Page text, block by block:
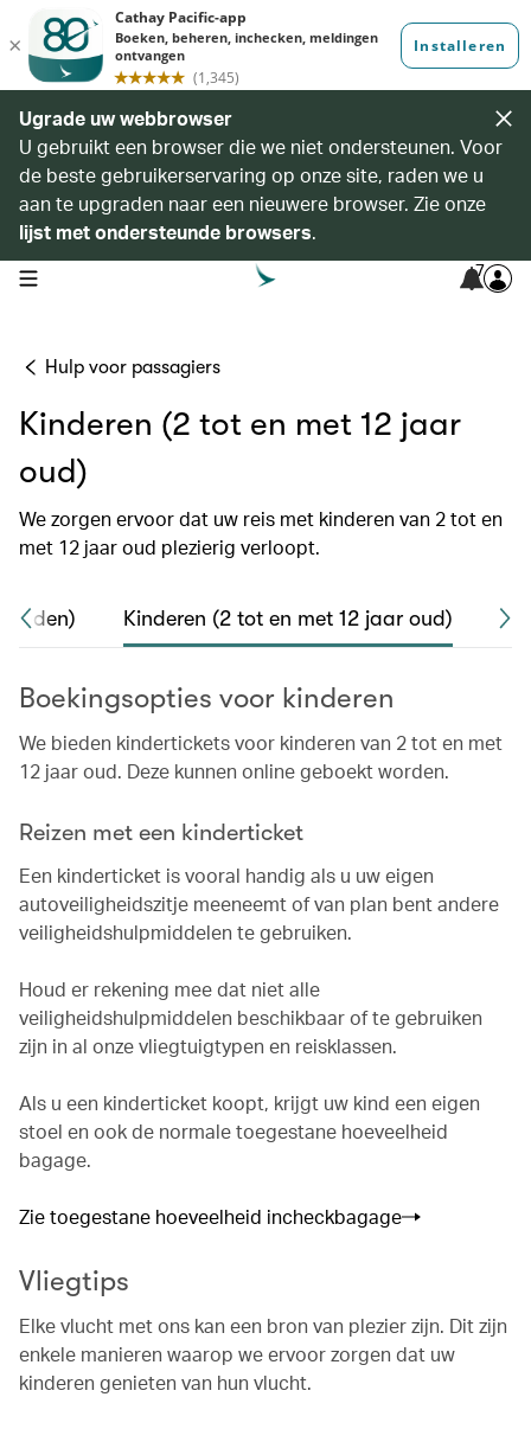
Ugrade uw webbrowser
U gebruikt een browser die we niet ondersteunen. Voor
de beste gebruikerservaring op onze site, raden we u
aan te upgraden naar een nieuwere browser. Zie onze
lijst met ondersteunde browsers.
open navigation menu 7
Hulp voor passagiers
Kinderen (2 tot en met 12 jaar
oud)
We zorgen ervoor dat uw reis met kinderen van 2 tot en
met 12 jaar oud plezierig verloopt.
Kinderen (2 tot en met 12 jaar oud)
Boekingsopties voor kinderen
We bieden kindertickets voor kinderen van 2 tot en met
12 jaar oud. Deze kunnen online geboekt worden.
Reizen met een kinderticket
Een kinderticket is vooral handig als u uw eigen
autoveiligheidszitje meeneemt of van plan bent andere
veiligheidshulpmiddelen te gebruiken.
Houd er rekening mee dat niet alle
veiligheidshulpmiddelen beschikbaar of te gebruiken
zijn in al onze vliegtuigtypen en reisklassen.
Als u een kinderticket koopt, krijgt uw kind een eigen
stoel en ook de normale toegestane hoeveelheid
bagage.
Zie toegestane hoeveelheid incheckbagage
Vliegtips
Elke vlucht met ons kan een bron van plezier zijn. Dit zijn
enkele manieren waarop we ervoor zorgen dat uw
kinderen genieten van hun vlucht.